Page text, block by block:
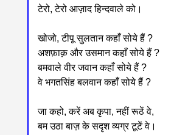
टेरो, टेरो आज़ाद हिन्दवाले को।
खोजो, टीपू सुलतान कहाँ सोये हैं ?
अशफ़ाक़ और उसमान कहाँ सोये हैं ?
बमवाले वीर जवान कहाँ सोये हैं ?
वे भगतसिंह बलवान कहाँ सोये हैं ?
जा कहो, करें अब कृपा, नहीं रूठें वे,
बम उठा बाज़ के सदृश व्यग्र टूटें वे।